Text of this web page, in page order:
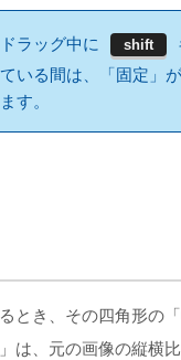
ドラッグ中に shift
ている間は、「固定」
ます。
とき、その四角形の
は、元の画像の縦横